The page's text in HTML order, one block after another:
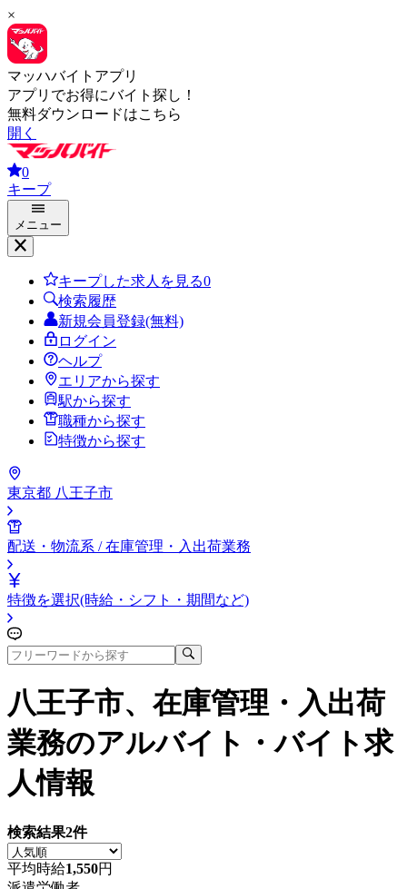
×
マッハバイトアプリ
アプリでお得にバイト探し！
無料ダウンロードはこちら
開く
0
キープ
メニュー
キープした求人を見る0
検索履歴
新規会員登録(無料)
ログイン
ヘルプ
エリアから探す
駅から探す
職種から探す
特徴から探す
東京都 八王子市
配送・物流系 / 在庫管理・入出荷業務
特徴を選択(時給・シフト・期間など)
八王子市、在庫管理・入出荷
業務のアルバイト・バイト求
人情報
検索結果2件
平均時給1,550円